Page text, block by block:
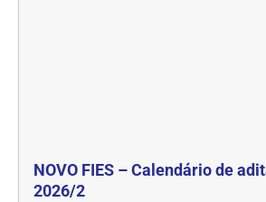
NOVO FIES – Calendário de
2026/2